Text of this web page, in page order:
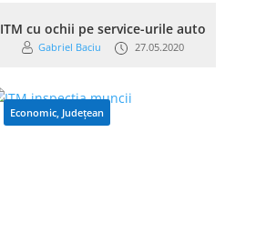
ITM cu ochii pe service-urile auto
Gabriel Baciu 27.05.2020
Economic, Județean